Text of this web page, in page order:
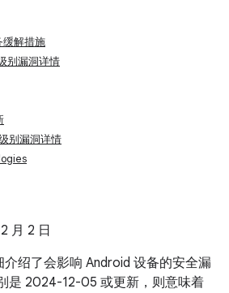
缓解措施
别漏洞详情
别漏洞详情
月 2 日
绍了会影响 Android 设备的安全漏
是 2024-12-05 或更新，则意味着